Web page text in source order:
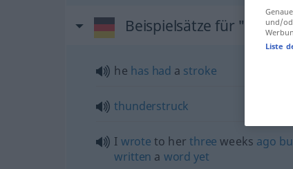
Beispielsätze für
he has had a stroke
thunderstruck
I wrote to herthree weeks ago
written a word yet
und/
Liste